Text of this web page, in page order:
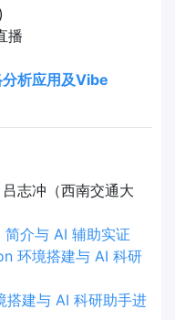
播
析应用及Vibe
志冲（西南交通大
简介与 AI 辅助实证
环境搭建与 AI 科研
搭建与 AI 科研助手进